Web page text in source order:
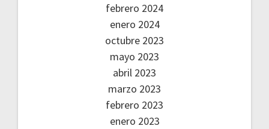
febrero 2024
enero 2024
octubre 2023
mayo 2023
abril 2023
marzo 2023
febrero 2023
enero 2023